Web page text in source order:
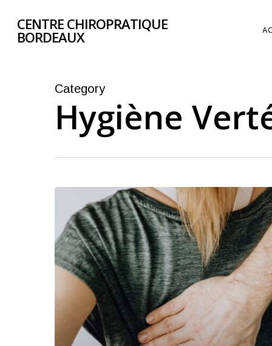
CENTRE CHIROPRATIQUE
BORDEAUX
Category
Hygiène
savoir
sur
le
lumbago